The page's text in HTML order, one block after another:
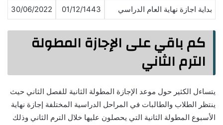
بداية اجازة نهاية العام الدراسي 01/12/1443
30/06/2022
كم باقي على الإجازة المطولة
الترم الثاني
يتساءل الكثير حول موعد الإجازة المطولة الثانية للفصل الثاني حيث
ينتظر الطلاب والطالبات في المراحل الدراسية المختلفة إجازة نهاية
الأسبوع المطولة الثانية التي يحصلون عليها خلال الترم الثاني وذلك